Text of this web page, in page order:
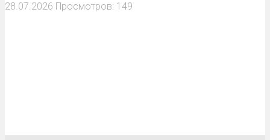
28.07.2026 Просмотров: 149